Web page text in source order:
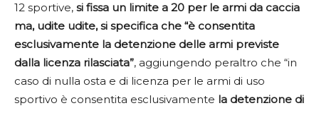
12 sportive, si fissa un limite a 20 per le armi da caccia
ma, udite udite, si specifica che “è consentita
esclusivamente la detenzione delle armi previste
dalla licenza rilasciata”, aggiungendo peraltro che “in
caso di nulla osta e di licenza per le armi di uso
sportivo è consentita esclusivamente la detenzione di